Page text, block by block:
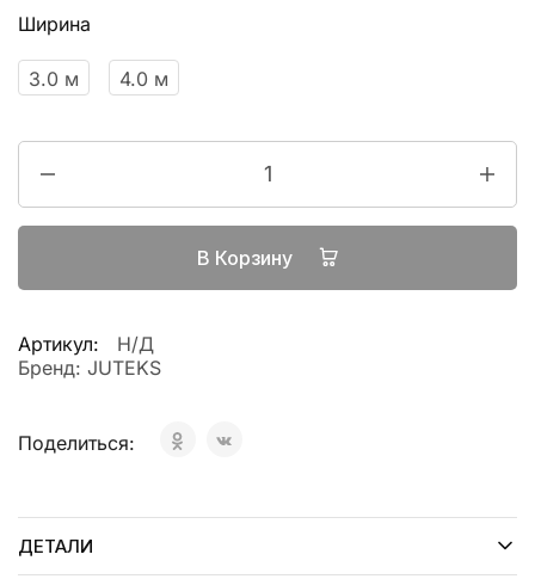
Ширина
3.0 м 4.0 м
В Корзину
Артикул:
Н/Д
Бренд: JUTEKS
Поделиться:
ДЕТАЛИ